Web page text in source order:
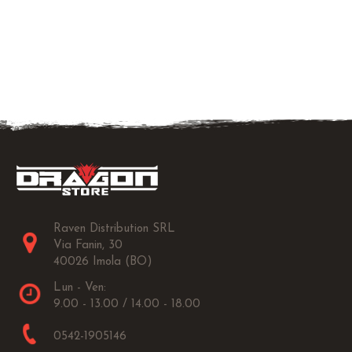
Raven Distribution SRL
Via Fanin, 30
40026 Imola (BO)
Lun - Ven:
9.00 - 13.00 / 14.00 - 18.00
0542-1905146